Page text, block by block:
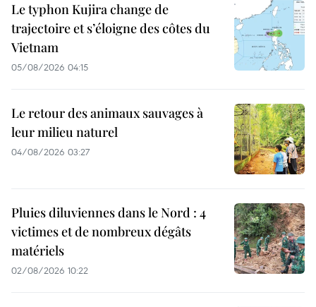
Le typhon Kujira change de
trajectoire et s’éloigne des côtes du
Vietnam
05/08/2026 04:15
Le retour des animaux sauvages à
leur milieu naturel
04/08/2026 03:27
Pluies diluviennes dans le Nord : 4
victimes et de nombreux dégâts
matériels
02/08/2026 10:22